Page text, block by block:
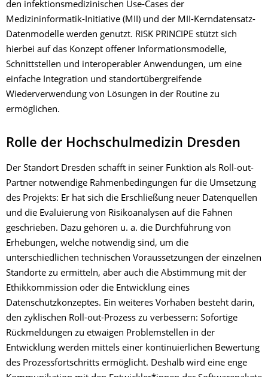
den infektionsmedizinischen Use-Cases der
Medizininformatik-Initiative (MII) und der MII-Kerndatensatz-
Datenmodelle werden genutzt. RISK PRINCIPE stützt sich
hierbei auf das Konzept offener Informationsmodelle,
Schnittstellen und interoperabler Anwendungen, um eine
einfache Integration und standortübergreifende
Wiederverwendung von Lösungen in der Routine zu
ermöglichen.
Rolle der Hochschulmedizin Dresden
Der Standort Dresden schafft in seiner Funktion als Roll-out-
Partner notwendige Rahmenbedingungen für die Umsetzung
des Projekts: Er hat sich die Erschließung neuer Datenquellen
und die Evaluierung von Risikoanalysen auf die Fahnen
geschrieben. Dazu gehören u. a. die Durchführung von
Erhebungen, welche notwendig sind, um die
unterschiedlichen technischen Voraussetzungen der einzelnen
Standorte zu ermitteln, aber auch die Abstimmung mit der
Ethikkommission oder die Entwicklung eines
Datenschutzkonzeptes. Ein weiteres Vorhaben besteht darin,
den zyklischen Roll-out-Prozess zu verbessern: Sofortige
Rückmeldungen zu etwaigen Problemstellen in der
Entwicklung werden mittels einer kontinuierlichen Bewertung
des Prozessfortschritts ermöglicht. Deshalb wird eine enge